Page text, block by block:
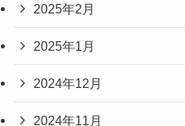
2025年2月
2025年1月
2024年12月
2024年11月